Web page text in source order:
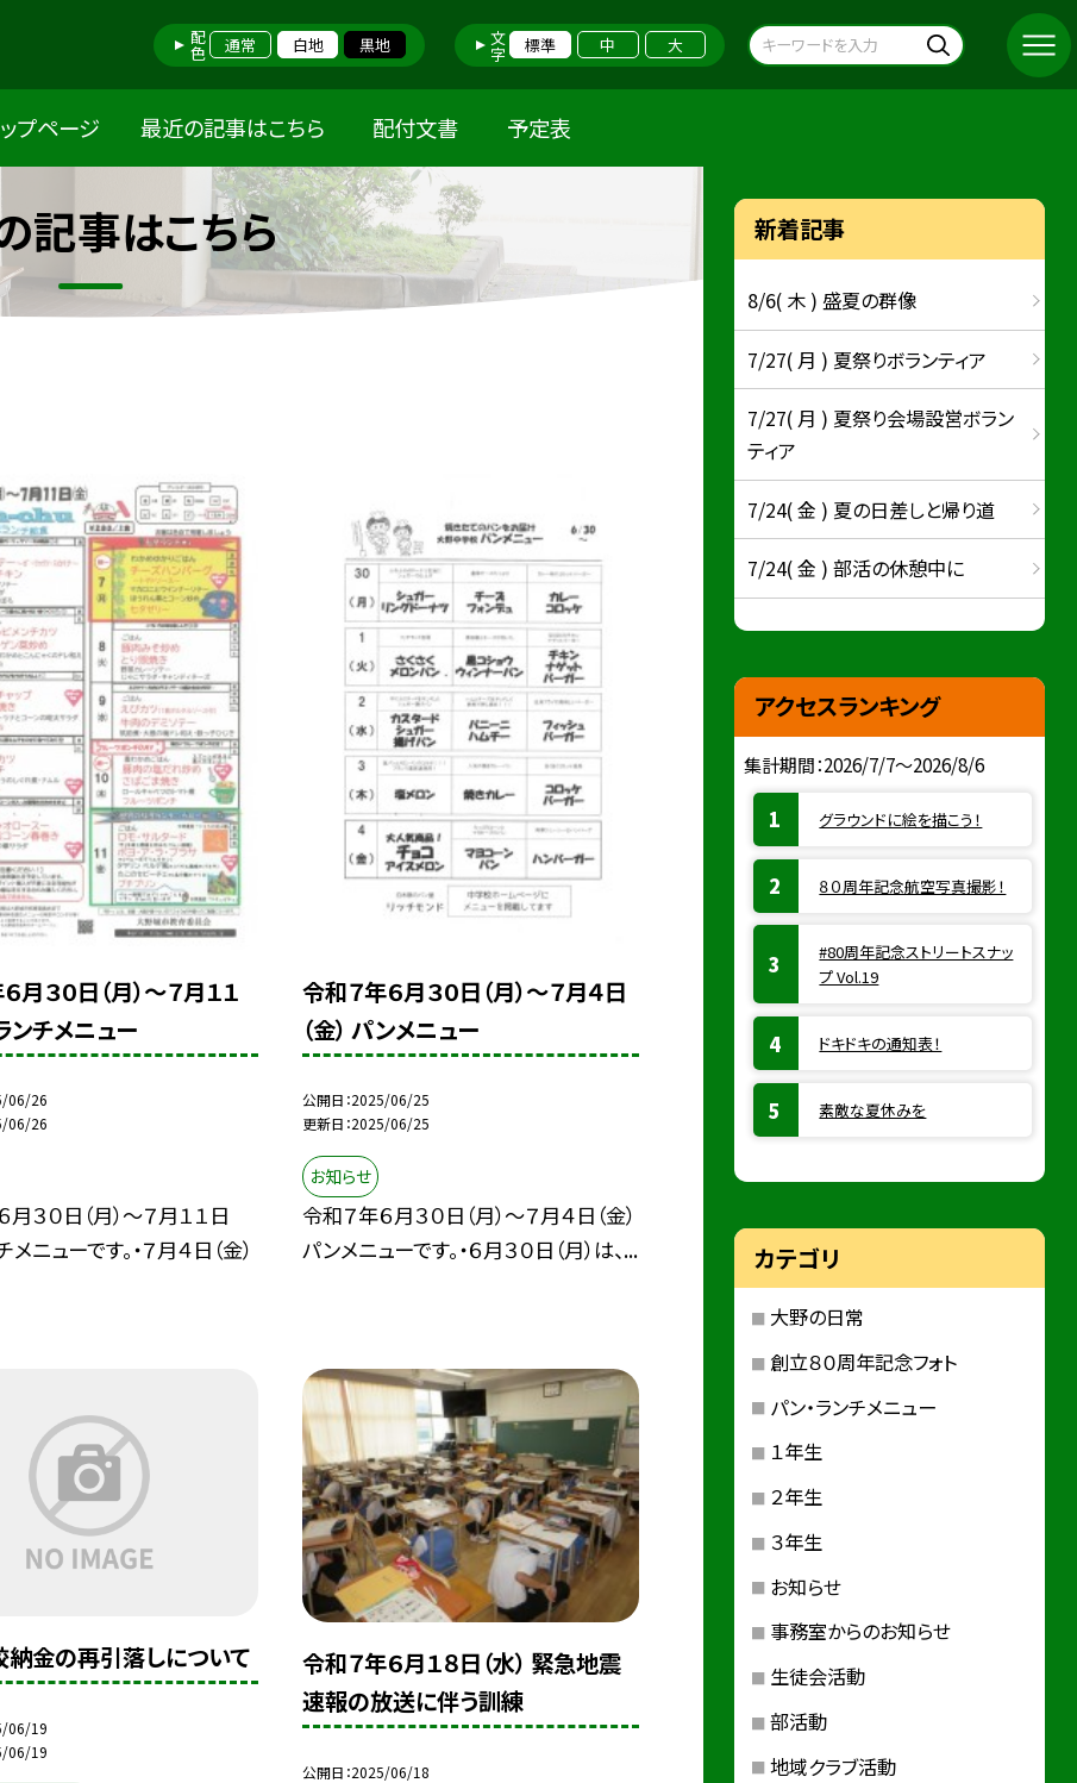
配色 通常 白地 黒地 文字 標準 中 大
ップページ 最近の記事はこちら 配付文書 予定表
記事はこちら
月３０日（月）～７月１１
ンチメニュー
06/26
06/26
３０日（月）～７月１１日
メニューです。・７月４日（金）
令和７年６月３０日（月）～７月４日
（金） パンメニュー
公開日 2025/06/25
更新日 2025/06/25
お知らせ
令和７年６月３０日（月）～７月４日（金）
パンメニューです。・６月３０日（月）は、...
納金の再引落しについて
06/19
06/19
令和７年６月１８日（水） 緊急地震
速報の放送に伴う訓練
公開日 2025/06/18
新着記事
8/6( 木 ) 盛夏の群像
7/27( 月 ) 夏祭りボランティア
7/27( 月 ) 夏祭り会場設営ボラン
ティア
7/24( 金 ) 夏の日差しと帰り道
7/24( 金 ) 部活の休憩中に
アクセスランキング
集計期間：2026/7/7～2026/8/6
グラウンドに絵を描こう！
８０周年記念航空写真撮影！
#80周年記念ストリートスナッ
プ Vol.19
ドキドキの通知表！
素敵な夏休みを
カテゴリ
大野の日常
創立８０周年記念フォト
パン・ランチメニュー
１年生
２年生
３年生
お知らせ
事務室からのお知らせ
生徒会活動
部活動
地域クラブ活動